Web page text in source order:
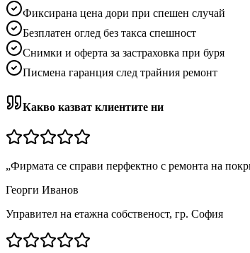
Фиксирана цена дори при спешен случай
Безплатен оглед без такса спешност
Снимки и оферта за застраховка при буря
Писмена гаранция след трайния ремонт
Какво казват клиентите ни
„Фирмата се справи перфектно с ремонта на
Георги Иванов
Управител на етажна собственост, гр. София